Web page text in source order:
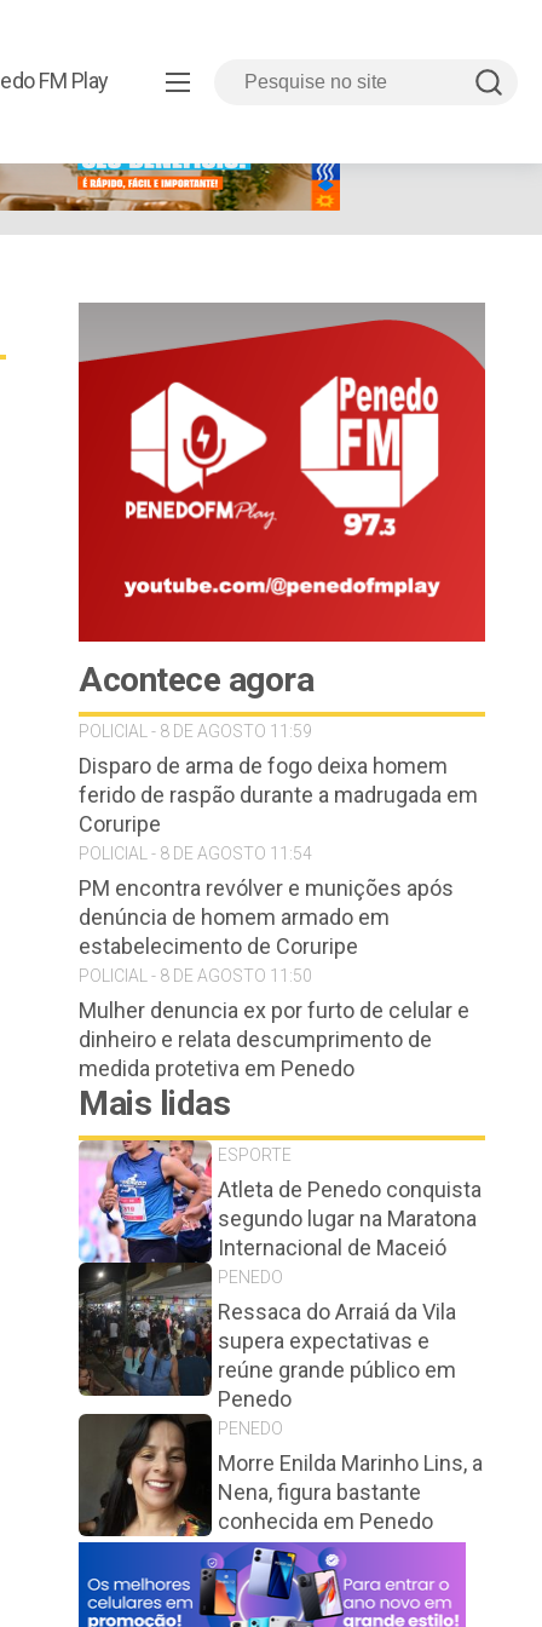
FM Play
Acontece agora
POLICIAL - 8 DE AGOSTO 11:59
Disparo de arma de fogo deixa homem
ferido de raspão durante a madrugada em
Coruripe
POLICIAL - 8 DE AGOSTO 11:54
PM encontra revólver e munições após
denúncia de homem armado em
estabelecimento de Coruripe
POLICIAL - 8 DE AGOSTO 11:50
Mulher denuncia ex por furto de celular e
dinheiro e relata descumprimento de
medida protetiva em Penedo
Mais lidas
ESPORTE
Atleta de Penedo conquista
segundo lugar na Maratona
Internacional de Maceió
PENEDO
Ressaca do Arraiá da Vila
supera expectativas e
reúne grande público em
Penedo
PENEDO
Morre Enilda Marinho Lins, a
Nena, figura bastante
conhecida em Penedo